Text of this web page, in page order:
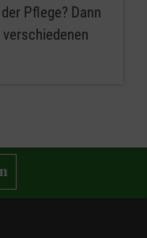
Pflege? Dann